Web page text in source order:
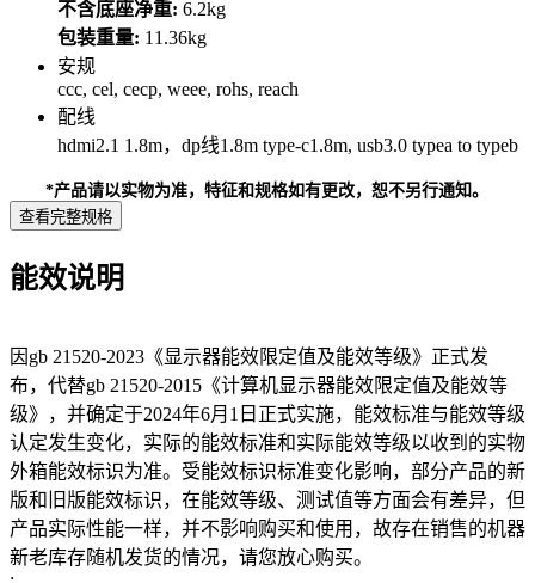
不含底座净重: 6.2kg
包装重量: 11.36kg
安规
ccc, cel, cecp, weee, rohs, reach
配线
hdmi2.1 1.8m，dp线1.8m type-c1.8m, usb3.0 typea to typeb
*产品请以实物为准，特征和规格如有更改，恕不另行通知。
查看完整规格
能效说明
因gb 21520-2023《显示器能效限定值及能效等级》正式发
布，代替gb 21520-2015《计算机显示器能效限定值及能效等
级》，并确定于2024年6月1日正式实施，能效标准与能效等级
认定发生变化，实际的能效标准和实际能效等级以收到的实物
外箱能效标识为准。受能效标识标准变化影响，部分产品的新
版和旧版能效标识，在能效等级、测试值等方面会有差异，但
产品实际性能一样，并不影响购买和使用，故存在销售的机器
新老库存随机发货的情况，请您放心购买。